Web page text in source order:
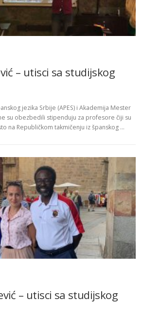
– utisci sa studijskog
jezika Srbije (APES) i Akademija Mester
su obezbedili stipenduju za profesore čiji su
na Republičkom takmičenju iz španskog …
– utisci sa studijskog